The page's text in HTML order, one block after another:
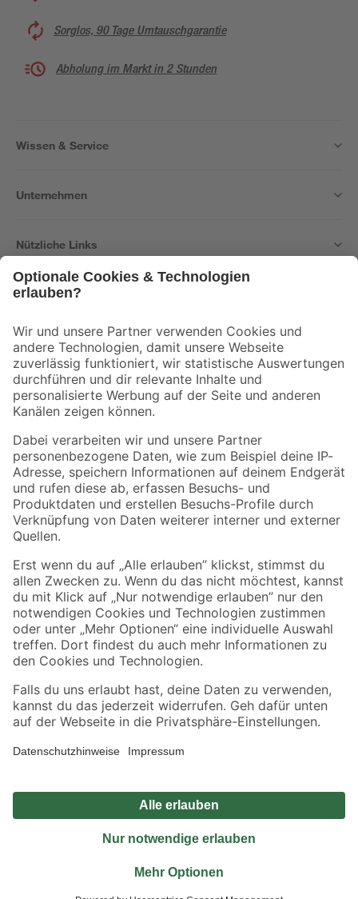
Sorglos, 90 Tage Umtauschgarantie
Abholung im Markt in 2 Stunden
Wissen & Service
Unternehmen
Nützliche Links
Der toom Newsletter: Keine Angebote und Aktionen mehr verpassen!
Zur Newsletter Anmeldung
Folge uns
Zahlungsarten Versandarten
Sicher einkaufen
Jetzt die toom-App herunterladen
Alle Preisangaben in EUR inkl. gesetzl. MwSt.. Die dargestellten Angebote sind unter
Umständen nicht in allen Märkten verfügbar. Die angegebenen Verfügbarkeiten beziehen
Produkte nur solange der Vorrat reicht.
*Paketversand ab 59 € versandkostenfrei, gilt nicht für Artikel mit Speditionsversand, hier
Privatsphäre Impressum
Nutzungsbedingungen
Widerrufsrecht
Vertrag widerrufen
© 2026 toom Baumarkt GmbH